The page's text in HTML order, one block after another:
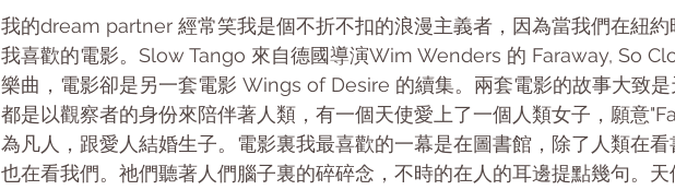
我的dream partner 經常笑我是個不折不扣的浪漫主義者，因為當我們在紐
我喜歡的電影。Slow Tango 來自德國導演Wim Wenders 的 Faraway, So
樂曲，電影卻是另一套電影 Wings of Desire 的續集。兩套電影的故事大致
都是以觀察者的身份來陪伴著人類，有一個天使愛上了一個人類女子，願意
為凡人，跟愛人結婚生子。電影裏我最喜歡的一幕是在圖書館，除了人類在
也在看我們。祂們聽著人們腦子裏的碎碎念，不時的在人的耳邊提點幾句。